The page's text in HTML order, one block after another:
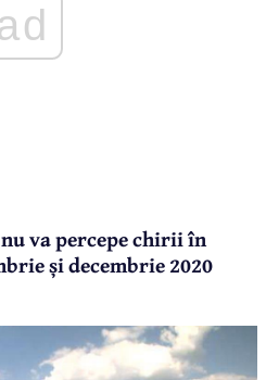
va percepe chirii în
și decembrie 2020